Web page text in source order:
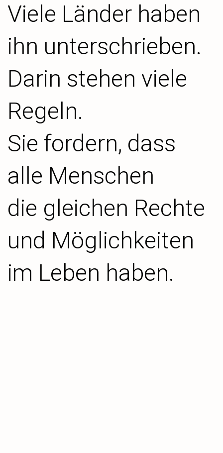
Viele Länder haben
ihn unterschrieben.
Darin stehen viele
Regeln.
Sie fordern, dass
alle Menschen
die gleichen Rechte
und Möglichkeiten
im Leben haben.